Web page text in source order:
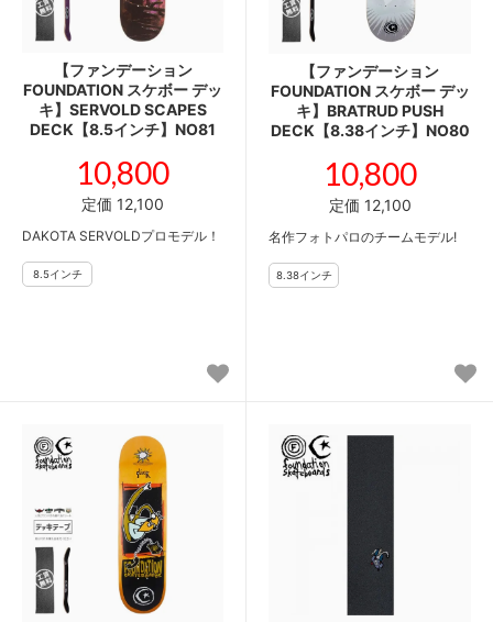
【ファンデーション
FOUNDATION スケボー デッ
キ】SERVOLD SCAPES
DECK【8.5インチ】NO81
10,800
定価 12,100
DAKOTA SERVOLDプロモデル！
【ファンデーション
FOUNDATION スケボー デッ
キ】BRATRUD PUSH
DECK【8.38インチ】NO80
10,800
定価 12,100
名作フォトパロのチームモデル!